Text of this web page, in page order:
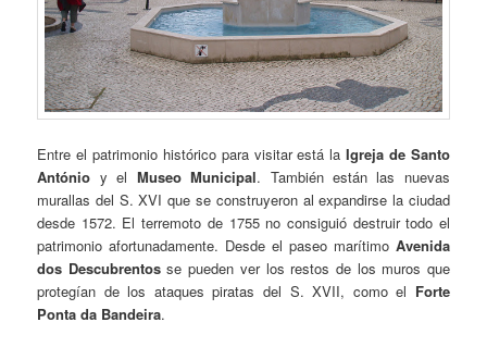
Entre el patrimonio histórico para visitar está laIgreja de Santo
António y el Museo Municipal. También están las nuevas
murallas del S. XVI que se construyeron al expandirse la ciudad
desde 1572. El terremoto de 1755 no consiguió destruir todo el
patrimonio afortunadamente. Desde el paseo marítimo Avenida
dos Descubrentosse pueden ver los restos de los muros que
protegían de los ataques piratas del S. XVII, como el Forte
Ponta da Bandeira.